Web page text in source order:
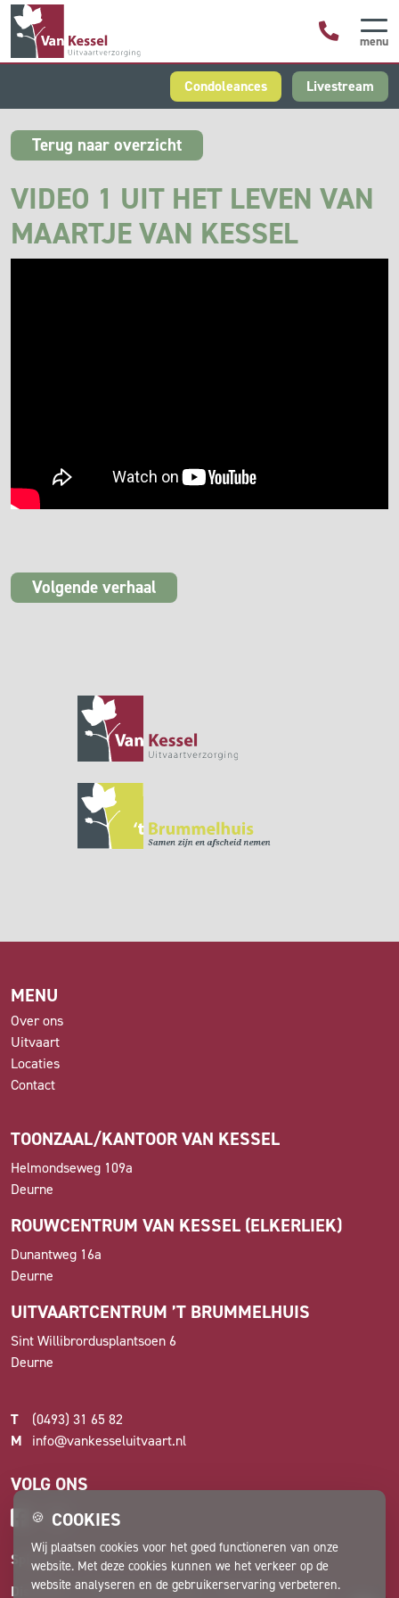
menu
Condoleances Livestream
Terug naar overzicht
VIDEO 1 UIT HET LEVEN VAN
MAARTJE VAN KESSEL
Volgende verhaal
MENU
Over ons
Uitvaart
Locaties
Contact
TOONZAAL/KANTOOR VAN KESSEL
Helmondseweg 109a
Deurne
ROUWCENTRUM VAN KESSEL (ELKERLIEK)
Dunantweg 16a
Deurne
UITVAARTCENTRUM ’T BRUMMELHUIS
Sint Willibrordusplantsoen 6
Deurne
T
(0493) 31 65 82
M
info@vankesseluitvaart.nl
VOLG ONS
Disclaimer Privacyverklaring Cookievoorkeuren
Spiegel
🍪 COOKIES
Wij plaatsen cookies voor het goed functioneren van onze
website. Met deze cookies kunnen we het verkeer op de
website analyseren en de gebruikerservaring verbeteren.